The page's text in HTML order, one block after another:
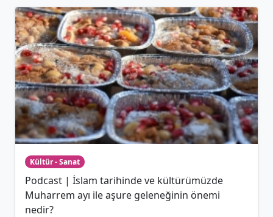
Kültür - Sanat
Podcast | İslam tarihinde ve kültürümüzde
Muharrem ayı ile aşure geleneğinin önemi
nedir?